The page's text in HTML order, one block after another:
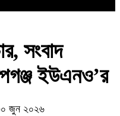
সংবাদ
ইউএনও’র
জুন ২০২৬